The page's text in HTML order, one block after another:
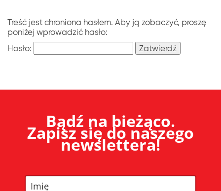
Treść jest chroniona hasłem. Aby ją zobaczyć, proszę
poniżej wprowadzić hasło:
Hasło:
Bądź na bieżąco.
Zapisz się do naszego
newslettera!